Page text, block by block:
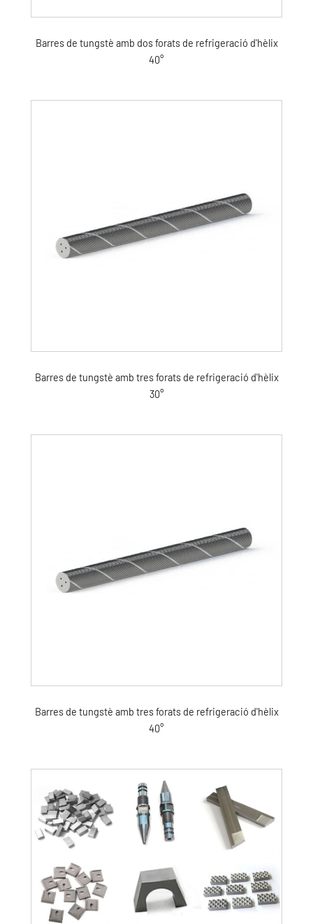
Barres de tungstè amb dos forats de refrigeració d'hèlix
40°
Barres de tungstè amb tres forats de refrigeració d'hèlix
30°
Barres de tungstè amb tres forats de refrigeració d'hèlix
40°